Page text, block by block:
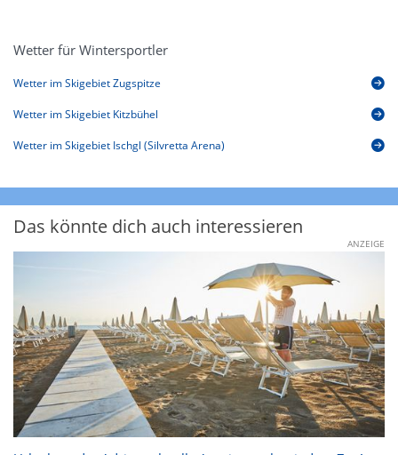
Wetter für Wintersportler
Wetter im Skigebiet Zugspitze
Wetter im Skigebiet Kitzbühel
Wetter im Skigebiet Ischgl (Silvretta Arena)
Das könnte dich auch interessieren
ANZEIGE